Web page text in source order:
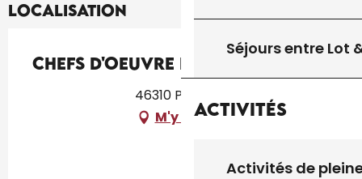
Séjours entre Lot
Activités
Activités de
Localisation
Chefs d'Oeuvre en Peyrilles
46310 Peyrilles
M'y rendre